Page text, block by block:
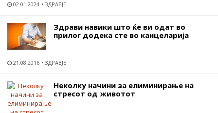
02.01.2024 ЗДРАВЈЕ
Здрави навики што ќе ви одат во
прилог додека сте во канцеларија
21.08.2016 ЗДРАВЈЕ
Неколку начини за елиминирање на
стресот од животот